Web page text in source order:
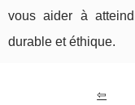
vous aider à
durable et éthique.